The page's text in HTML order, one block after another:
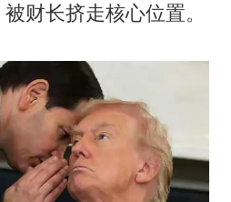
财长挤走核心位置。